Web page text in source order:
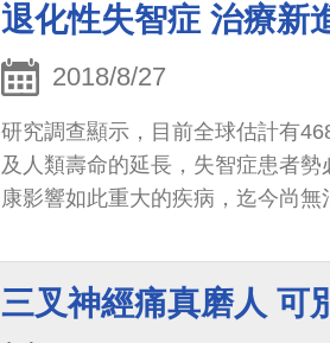
退化性失智症 治療新
2018/8/27
研究調查顯示，目前全球估計有
及人類壽命的延長，失智症患者
康影響如此重大的疾病，迄今尚無
三叉神經痛真磨人 可